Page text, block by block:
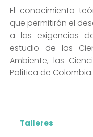
El conocimiento
que permitirán el
a las exigencias
estudio de las
Ambiente, las
Política de Colombia.
Talleres